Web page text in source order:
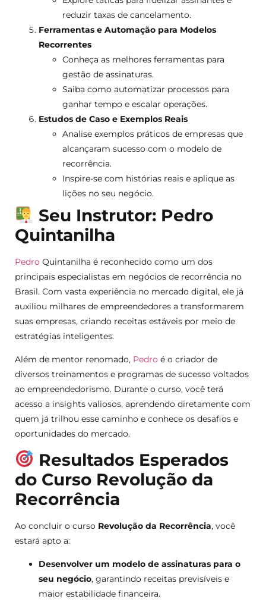
reduzir taxas de cancelamento.
Ferramentas e Automação para Modelos
Recorrentes
Conheça as melhores ferramentas para
gestão de assinaturas.
Saiba como automatizar processos para
ganhar tempo e escalar operações.
Estudos de Caso e Exemplos Reais
Analise exemplos práticos de empresas que
alcançaram sucesso com o modelo de
recorrência.
Inspire-se com histórias reais e aplique as
lições no seu negócio.
Seu Instrutor: Pedro
Quintanilha
Pedro Quintanilha é reconhecido como um dos
principais especialistas em negócios de recorrência no
Brasil. Com vasta experiência no mercado digital, ele já
auxiliou milhares de empreendedores a transformarem
suas empresas, criando receitas estáveis por meio de
estratégias inteligentes.
Além de mentor renomado, Pedro é o criador de
diversos treinamentos e programas de sucesso voltados
ao empreendedorismo. Durante o curso, você terá
acesso a insights valiosos, aprendendo diretamente com
quem já trilhou esse caminho e conhece os desafios e
oportunidades do mercado.
Resultados Esperados
do Curso Revolução da
Recorrência
Ao concluir o curso Revolução da Recorrência, você
estará apto a:
Desenvolver um modelo de assinaturas para o
seu negócio, garantindo receitas previsíveis e
maior estabilidade financeira.